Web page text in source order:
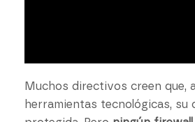
Muchos directivos creen que,
herramientas tecnológicas, su